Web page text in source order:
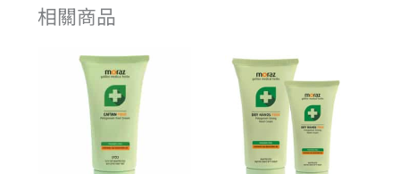
相關商品
始
價
格：
前
價